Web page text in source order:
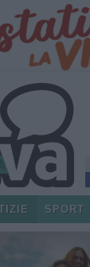
SPORT